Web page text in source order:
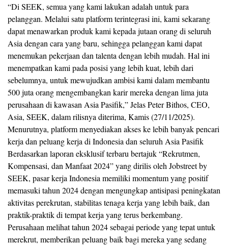
“Di SEEK, semua yang kami lakukan adalah untuk para
pelanggan. Melalui satu platform terintegrasi ini, kami sekarang
dapat menawarkan produk kami kepada jutaan orang di seluruh
Asia dengan cara yang baru, sehingga pelanggan kami dapat
menemukan pekerjaan dan talenta dengan lebih mudah. Hal ini
menempatkan kami pada posisi yang lebih kuat, lebih dari
sebelumnya, untuk mewujudkan ambisi kami dalam membantu
500 juta orang mengembangkan karir mereka dengan lima juta
perusahaan di kawasan Asia Pasifik,” Jelas Peter Bithos, CEO,
Asia, SEEK, dalam rilisnya diterima, Kamis (27/11/2025).
Menurutnya, platform menyediakan akses ke lebih banyak pencari
kerja dan peluang kerja di Indonesia dan seluruh Asia Pasifik
Berdasarkan laporan eksklusif terbaru bertajuk “Rekrutmen,
Kompensasi, dan Manfaat 2024” yang dirilis oleh Jobstreet by
SEEK, pasar kerja Indonesia memiliki momentum yang positif
memasuki tahun 2024 dengan mengungkap antisipasi peningkatan
aktivitas perekrutan, stabilitas tenaga kerja yang lebih baik, dan
praktik-praktik di tempat kerja yang terus berkembang.
Perusahaan melihat tahun 2024 sebagai periode yang tepat untuk
merekrut, memberikan peluang baik bagi mereka yang sedang